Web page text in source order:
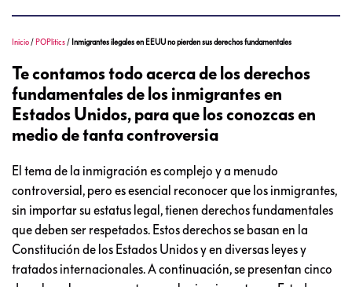
Inicio / POPlitics / Inmigrantes ilegales en EEUU no pierden sus derechos fundamentales
Te contamos todo acerca de los derechos
fundamentales de los inmigrantes en
Estados Unidos, para que los conozcas en
medio de tanta controversia
El tema de la inmigración es complejo y a menudo
controversial, pero es esencial reconocer que los inmigrantes,
sin importar su estatus legal, tienen derechos fundamentales
que deben ser respetados. Estos derechos se basan en la
Constitución de los Estados Unidos y en diversas leyes y
tratados internacionales. A continuación, se presentan cinco